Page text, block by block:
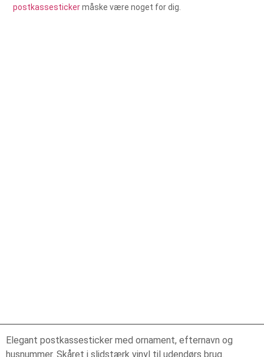
postkassestickermåske være noget for dig.
Elegant postkassesticker med ornament, efternavn og
husnummer. Skåret i slidstærk vinyl til udendørs brug.